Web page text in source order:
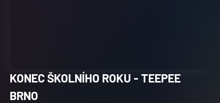
KONEC ŠKOLNÍHO ROKU - TEEPEE
BRNO